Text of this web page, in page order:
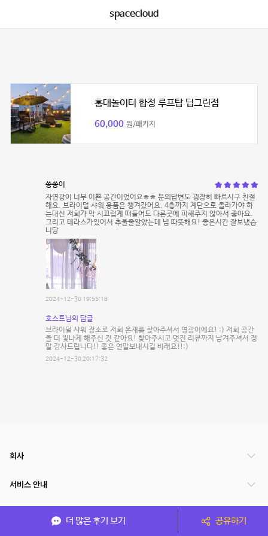
spacecloud
홍대놀이터 합정 루프탑 딥그린점
60,000 원/패키지
쏭쏭이
자연광이 너무 이쁜 공간이었어요ㅎㅎ 문의답변도 굉장히 빠르시구 친절
해요. 브라이덜 샤워 용품은 챙겨갔어요. 4층까지 계단으로 올라가야 하
는대신 저희가 막 시끄럽게 떠들어도 다른곳에 피해주지 않아서 좋아요.
그리고 테라스가있어서 추울줄알았는데 넘 따뜻해요! 좋은시간 잘보냈습
니당
2024-12-30 19:55:18
호스트님의 답글
브라이덜 샤워 장소로 저희 온재를 찾아주셔서 영광이에요! :) 저희 공간
을 더 빛나게 해주신 것 같아요! 찾아주시고 멋진 리뷰까지 남겨주셔서 정
말 감사드립니다!! 좋은 연말보내시길 바래요!!:)
2024-12-30 20:17:32
더 많은 후기 보기 공유하기
회사
서비스 안내